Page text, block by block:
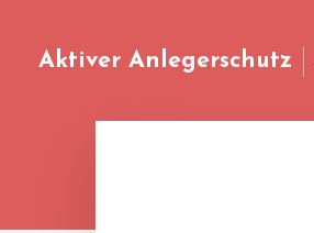
Aktiver Anlegerschutz